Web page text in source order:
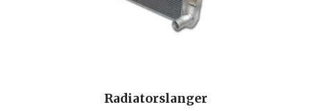
Radiatorslanger